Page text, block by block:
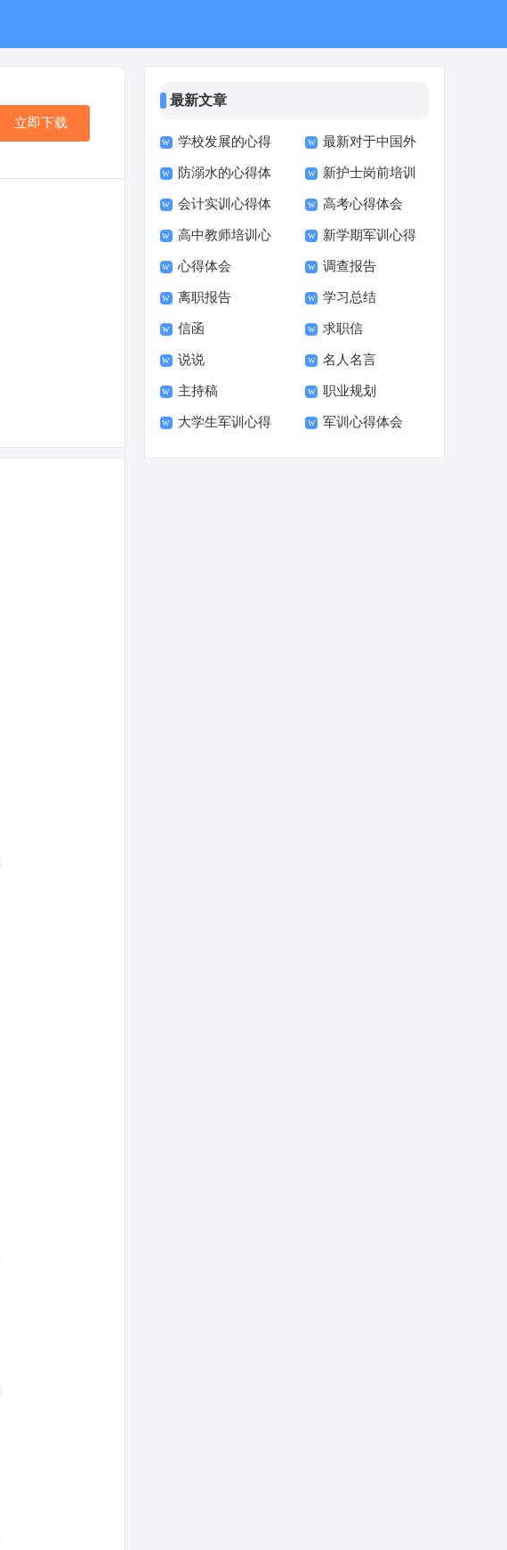
立即下载
最新文章
学校发展的心得
体会
最新对于中国外
交心得体会
防溺水的心得体
会
新护士岗前培训
心得体会
会计实训心得体
会
高考心得体会
高中教师培训心
得体会
新学期军训心得
体会
心得体会 调查报告
离职报告 学习总结
信函 求职信
说说 名人名言
主持稿 职业规划
大学生军训心得 军训心得体会